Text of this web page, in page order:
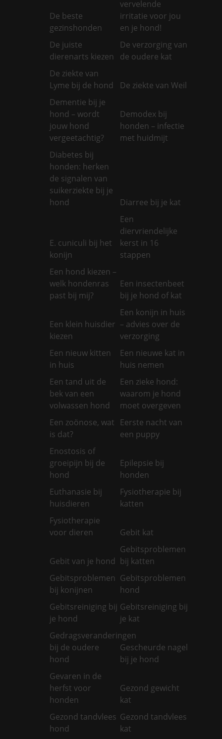
De beste
gezinshonden
vervelende
irritatie voor jou
en je hond!
De juiste
dierenarts kiezen
De verzorging van
de oudere kat
De ziekte van
Lyme bij de hond
De ziekte van Weil
Dementie bij je
hond – wordt
jouw hond
vergeetachtig?
Demodex bij
honden – infectie
met huidmijt
Diabetes bij
honden: herken
de signalen van
suikerziekte bij je
hond
Diarree bij je kat
E. cuniculi bij het
konijn
Een
diervriendelijke
kerst in 16
stappen
Een hond kiezen –
welk hondenras
past bij mij?
Een insectenbeet
bij je hond of kat
Een klein huisdier
kiezen
Een konijn in huis
– advies over de
verzorging
Een nieuw kitten
in huis
Een nieuwe kat in
huis nemen
Een tand uit de
bek van een
volwassen hond
Een zieke hond:
waarom je hond
moet overgeven
Een zoönose, wat
is dat?
Eerste nacht van
een puppy
Enostosis of
groeipijn bij de
hond
Epilepsie bij
honden
Euthanasie bij
huisdieren
Fysiotherapie bij
katten
Fysiotherapie
voor dieren
Gebit kat
Gebit van je hond
Gebitsproblemen
bij katten
Gebitsproblemen
bij konijnen
Gebitsproblemen
hond
Gebitsreiniging bij
je hond
Gebitsreiniging bij
je kat
Gedragsveranderingen
bij de oudere
hond
Gescheurde nagel
bij je hond
Gevaren in de
herfst voor
honden
Gezond gewicht
kat
Gezond tandvlees
hond
Gezond tandvlees
kat